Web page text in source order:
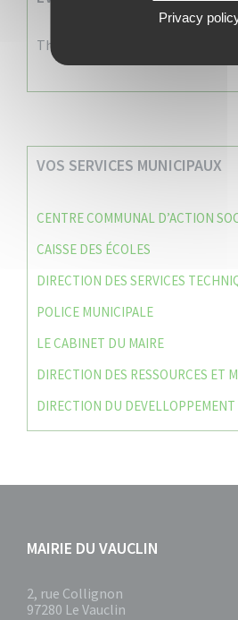
There are no events
VOS SERVICES MUNICIPAUX
CENTRE COMMUNAL D’ACTION
CAISSE DES ÉCOLES
DIRECTION DES SERVICES
POLICE MUNICIPALE
LE CABINET DU MAIRE
DIRECTION DES RESSOURCES ET
DIRECTION DU
MAIRIE DU VAUCLIN
2, rue Collignon
97280 Le Vauclin
Privacy